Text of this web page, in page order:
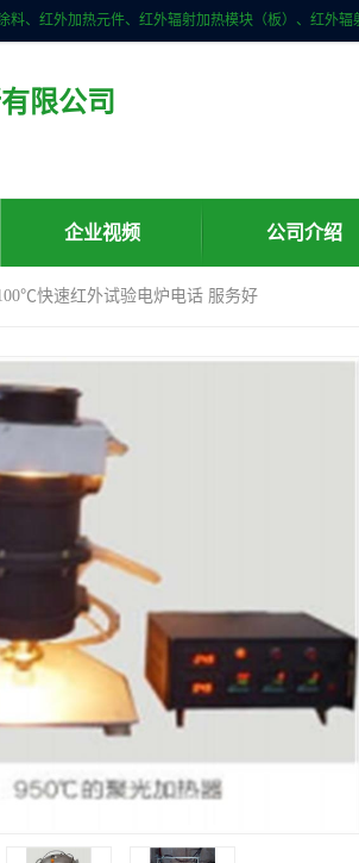
限公司
企业视频 公司介绍
快速红外试验电炉电话 服务好